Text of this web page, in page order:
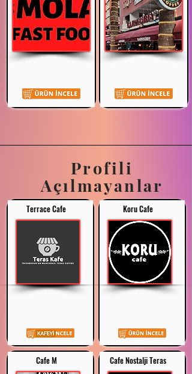
Profili
Açılmayanlar
Terrace Cafe
Cafe M
Koru Cafe
Cafe Nostalji Teras